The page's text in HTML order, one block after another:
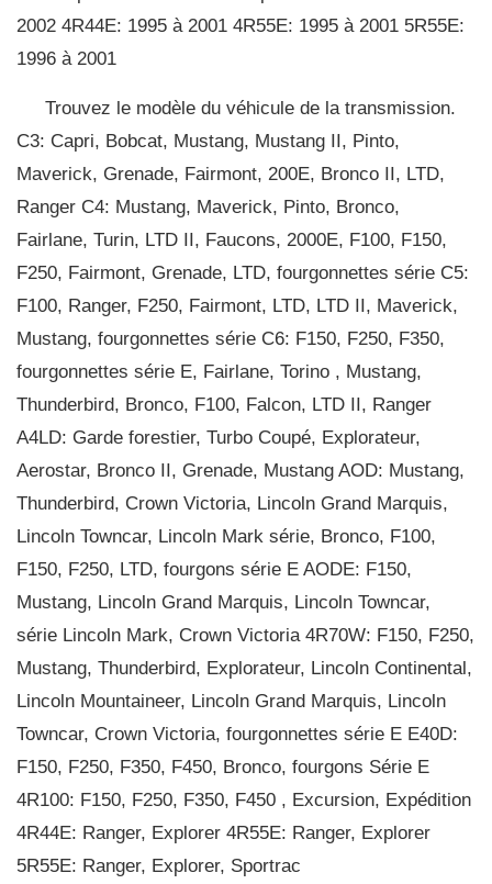
2002 4R44E: 1995 à 2001 4R55E: 1995 à 2001 5R55E:
1996 à 2001
Trouvez le modèle du véhicule de la transmission.
C3: Capri, Bobcat, Mustang, Mustang II, Pinto,
Maverick, Grenade, Fairmont, 200E, Bronco II, LTD,
Ranger C4: Mustang, Maverick, Pinto, Bronco,
Fairlane, Turin, LTD II, Faucons, 2000E, F100, F150,
F250, Fairmont, Grenade, LTD, fourgonnettes série C5:
F100, Ranger, F250, Fairmont, LTD, LTD II, Maverick,
Mustang, fourgonnettes série C6: F150, F250, F350,
fourgonnettes série E, Fairlane, Torino , Mustang,
Thunderbird, Bronco, F100, Falcon, LTD II, Ranger
A4LD: Garde forestier, Turbo Coupé, Explorateur,
Aerostar, Bronco II, Grenade, Mustang AOD: Mustang,
Thunderbird, Crown Victoria, Lincoln Grand Marquis,
Lincoln Towncar, Lincoln Mark série, Bronco, F100,
F150, F250, LTD, fourgons série E AODE: F150,
Mustang, Lincoln Grand Marquis, Lincoln Towncar,
série Lincoln Mark, Crown Victoria 4R70W: F150, F250,
Mustang, Thunderbird, Explorateur, Lincoln Continental,
Lincoln Mountaineer, Lincoln Grand Marquis, Lincoln
Towncar, Crown Victoria, fourgonnettes série E E40D:
F150, F250, F350, F450, Bronco, fourgons Série E
4R100: F150, F250, F350, F450 , Excursion, Expédition
4R44E: Ranger, Explorer 4R55E: Ranger, Explorer
5R55E: Ranger, Explorer, Sportrac